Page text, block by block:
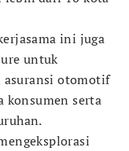
ini juga
untuk
asuransi otomotif
konsumen serta